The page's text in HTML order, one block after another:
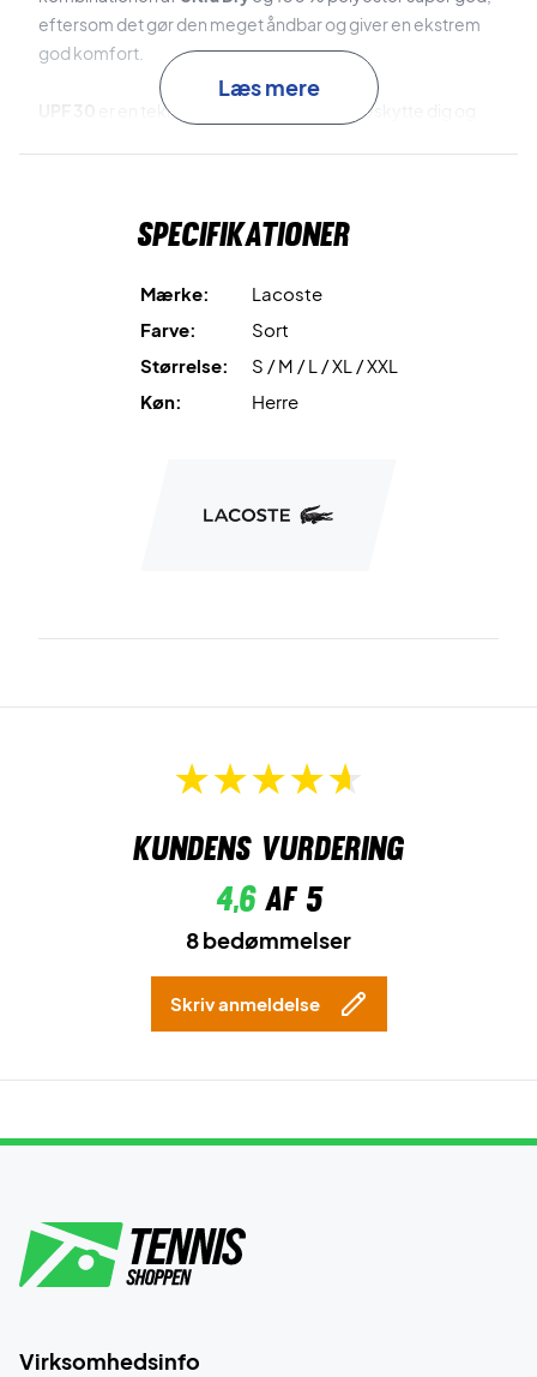
eftersom det gør den meget åndbar og giver en ekstrem
god komfort.
er en teknologi, som er med til at beskytte dig og
Yderligere har den en fantastisk komfort grundet den gode
Materialer: 100 % polyester
Læs mere
Specifikationer
Mærke:
Lacoste
Farve:
Sort
Størrelse:
S / M / L / XL / XXL
Køn:
Herre
Kundens vurdering
4,6af 5
8 bedømmelser
Skriv anmeldelse
Virksomhedsinfo